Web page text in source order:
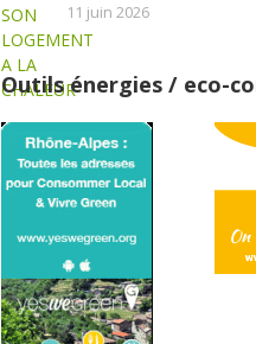
11 juin 2026
Outils énergies / eco-